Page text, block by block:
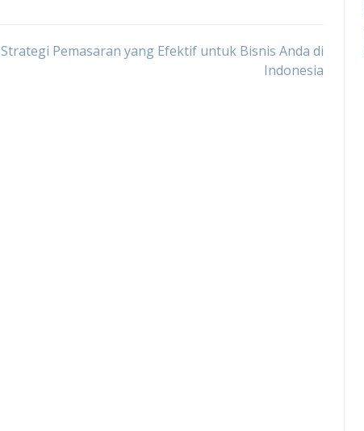
Strategi Pemasaran yang Efektif untuk Bisnis Anda di
Indonesia